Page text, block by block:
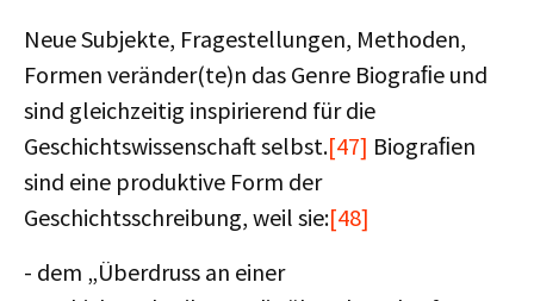
Neue Subjekte, Fragestellungen, Methoden,
Formen veränder(te)n das Genre Biograﬁe und
sind gleichzeitig inspirierend für die
Geschichtswissenschaft selbst.[47] Biograﬁen
sind eine produktive Form der
Geschichtsschreibung, weil sie:[48]
- dem „Überdruss an einer